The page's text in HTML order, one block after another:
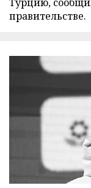
правительстве.